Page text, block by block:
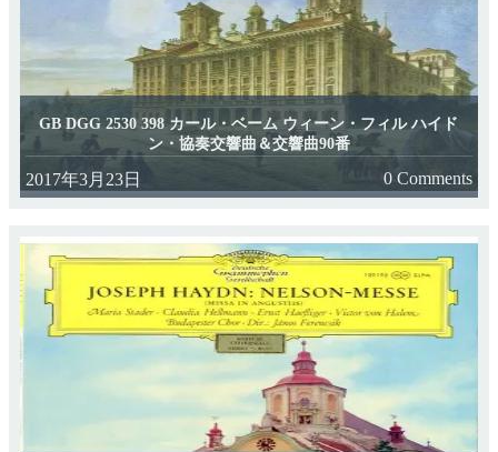
GB DGG 2530 398 カール・ベーム ウィーン・フィル ハイド
ン・協奏交響曲＆交響曲90番
2017年3月23日 0 Comments